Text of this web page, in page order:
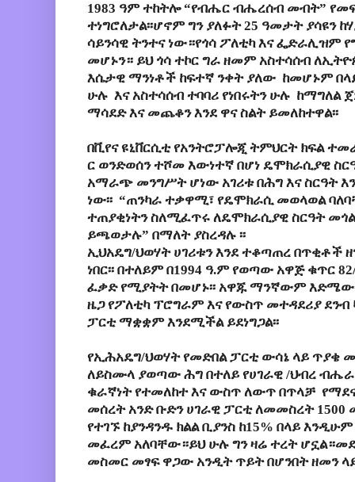
1983 ዓም ተከትሎ “የብሔር ብሔረሰብ መብት”
ተነግሮለታል፡፡ሆኖም ግን ያለፉት 25 ዓመታት ያሳዩን
ሳይንሳዊ ትንተና ነው።የጎሳ ፖለቲካ እና ፌድራሊዝም
መሆኑን። ይህ ጎሳ ተኮር ግራ ዘመም አስተሳሰብ
እሴታዊ ማንነቶች ከፍተኛ ንቀት ያለው ከመሆኑም
ሁሉ እና አስተሳሰብ ተባባሪ የነበሩትን ሁሉ ከማግለል
ማሳደድ እና መጨቆን እንደ ዋና ስልት ይመለከተዋል፡፡
በቪየናዩኒቨርሲቲ የአንትሮፓሎጂ ትምህርት ክፍል
ር ወንድወሰን ተሾመ እውነተኛ በሆነ ዴሞክራሲያዊ
አማራጭ መንግሥት ሆነው አገሪቱ በሕግ እና ስርዓት
ነው፡፡ “ጠንካራ ተቃዋሚ፣ የዴሞክራሲ መወላወል
ተጠያቂነትን ስለሚፈጥሩ ለዴሞክራሲያዊ ስርዓት
ይጫወታሉ” በማለትያስረዳሉ ፡፡
ኢህአዴግ/ህወሃት ሀገሪቱን እንደ ተቆጣጠረ በጥቂቶች
ነበር፡፡ በተለይም በ1994 ዓ.ም የወጣው አዋጅ ቁጥር
ፈቃድ የሚያትት በመሆኑ፡፡ አዋጁ ማንኛውም እድሜው
ዜጋ የፖለቲካ ፕሮግራም እና የውስጥ መተዳደሪያ ደንብ
ፓርቲ ማቋቋም እንደሚችል ይደነግጋል፡፡
የኢሕአዴግ/ህወሃት የመድበል ፓርቲ ውሳኔ ላይ ጥያቄ
ለይስሙላ ያወጣው ሕግ በተለይ የሀገራዊ /ህብረ
ቁራኛነት የተመለከተ እና ውስጥ ለውጥ በጥላቻ
መሰረት አንድ ቡድን ሀገራዊ ፓርቲ ለመመስረት 1500
የተገኙ ከያንዳንዱ ክልል ቢያንስ ከ15% በላይ
መፈረም አለባቸው።ይህ ሁሉ ግን ዛሬ ተረት
መስመር መፃፍ ዋጋው አንዲት ጥይት በሆንበት ዘመን ላይ